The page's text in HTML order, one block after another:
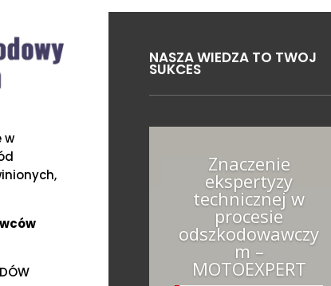
w
NASZA WIEDZA TO TWOJ
SUKCES
Znaczenie
ekspertyzy
technicznej w
procesie
odszkodowawczy
m –
MOTOEXPERT